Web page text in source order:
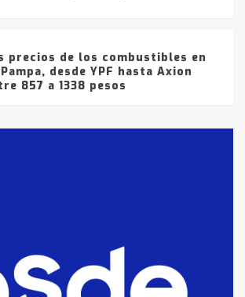
precios de los combustibles en
desde YPF hasta Axion
857 a 1338 pesos
detenidos por
de drogas en la
del sábado